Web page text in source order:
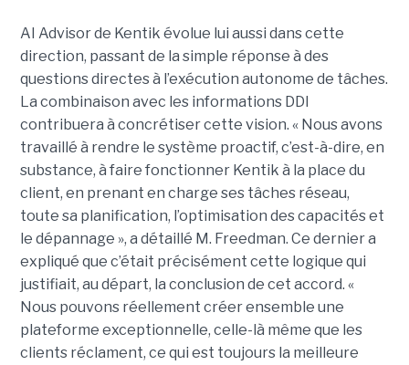
AI Advisor de Kentik évolue lui aussi dans cette
direction, passant de la simple réponse à des
questions directes à l’exécution autonome de tâches.
La combinaison avec les informations DDI
contribuera à concrétiser cette vision. « Nous avons
travaillé à rendre le système proactif, c’est-à-dire, en
substance, à faire fonctionner Kentik à la place du
client, en prenant en charge ses tâches réseau,
toute sa planification, l’optimisation des capacités et
le dépannage », a détaillé M. Freedman. Ce dernier a
expliqué que c’était précisément cette logique qui
justifiait, au départ, la conclusion de cet accord. «
Nous pouvons réellement créer ensemble une
plateforme exceptionnelle, celle-là même que les
clients réclament, ce qui est toujours la meilleure